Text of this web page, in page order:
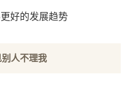
好的发展趋势
人不理我